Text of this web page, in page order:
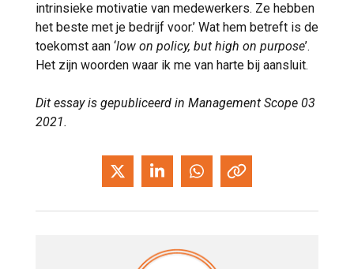
intrinsieke motivatie van medewerkers. Ze hebben
het beste met je bedrijf voor.’ Wat hem betreft is de
toekomst aan ‘low on policy, but high on purpose’.
Het zijn woorden waar ik me van harte bij aansluit.
Dit essay is gepubliceerd in Management Scope 03
2021.